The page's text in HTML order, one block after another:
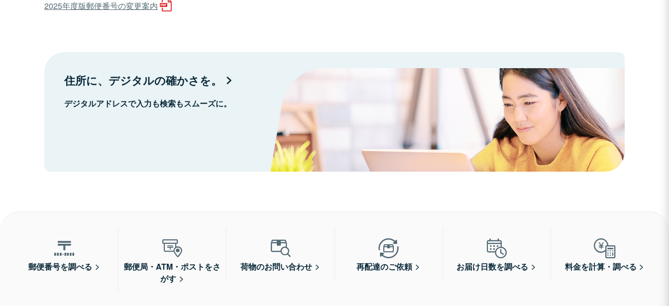
2025年度版郵便番号の変更案内
住所に、デジタルの確かさを。
デジタルアドレスで入力も検索もスムーズに。
郵便番号を調べる
郵便局・ATM・ポストをさ
がす
荷物のお問い合わせ 再配達のご依頼 お届け日数を調べる 料金を計算・調べる